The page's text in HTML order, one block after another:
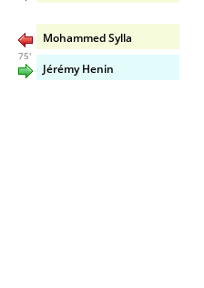
Mohammed Sylla
75'
Jérémy Henin